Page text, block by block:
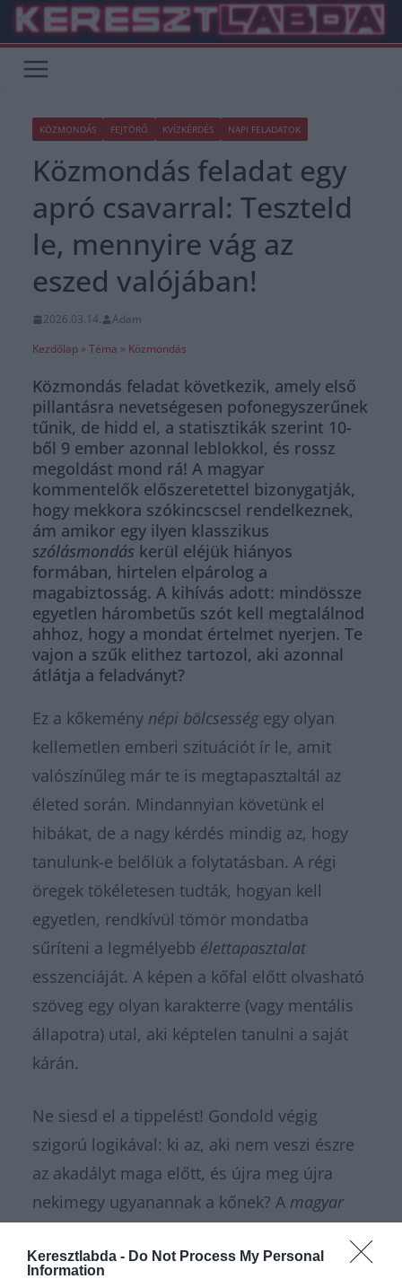
Keresztlabda - Do Not Process My Personal
Information
Skip
content
KÖZMONDÁS FEJTÖRŐ KVÍZKÉRDÉS NAPI FELADATOK
Közmondás feladat egy
apró csavarral: Teszteld
le, mennyire vág az
eszed valójában!
2026.03.14.
Adam
Kezdőlap » Téma » Közmondás
Közmondás feladat következik, amely első
pillantásra nevetségesen pofonegyszerűnek
tűnik, de hidd el, a statisztikák szerint 10-
ből 9 ember azonnal leblokkol, és rossz
megoldást mond rá! A magyar
kommentelők előszeretettel bizonygatják,
hogy mekkora szókincscsel rendelkeznek,
ám amikor egy ilyen klasszikus
szólásmondás kerül eléjük hiányos
formában, hirtelen elpárolog a
magabiztosság. A kihívás adott: mindössze
egyetlen hárombetűs szót kell megtalálnod
ahhoz, hogy a mondat értelmet nyerjen. Te
vajon a szűk elithez tartozol, aki azonnal
átlátja a feladványt?
Ez a kőkemény népi bölcsességegy olyan
kellemetlen emberi szituációt ír le, amit
valószínűleg már te is megtapasztaltál az
életed során. Mindannyian követünk el
hibákat, de a nagy kérdés mindig az, hogy
tanulunk-e belőlük a folytatásban. A régi
öregek tökéletesen tudták, hogyan kell
egyetlen, rendkívül tömör mondatba
sűríteni a legmélyebb élettapasztalat
esszenciáját. A képen a kőfal előtt olvasható
szöveg egy olyan karakterre (vagy mentális
állapotra) utal, aki képtelen tanulni a saját
kárán.
Ne siesd el a tippelést! Gondold végig
szigorú logikával: ki az, aki nem veszi észre
az akadályt maga előtt, és újra meg újra
nekimegy ugyanannak a kőnek? A magyar
belső vakságot a saját hibáinkkal szemben.